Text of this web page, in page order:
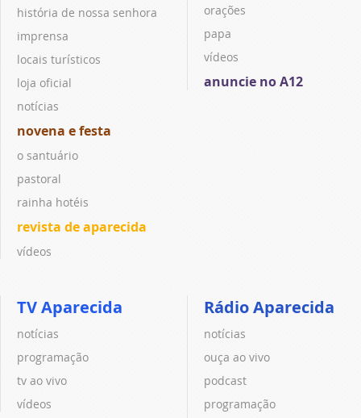
história de nossa senhora
imprensa
locais turísticos
loja oficial
notícias
novena e festa
o santuário
pastoral
rainha hotéis
revista de aparecida
vídeos
orações
papa
vídeos
anuncie no A12
TV Aparecida
notícias
programação
tv ao vivo
vídeos
Rádio Aparecida
notícias
ouça ao vivo
podcast
programação